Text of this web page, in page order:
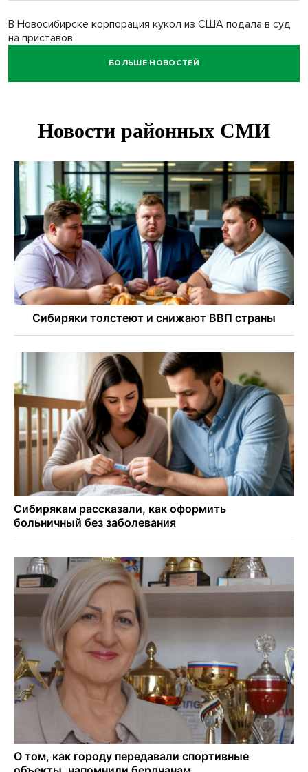
В Новосибирске корпорация кукол из США подала в суд
на приставов
В Новосибирске минздрав объявил бесплатную
В Новосибирске врачи прооперировали 25 тысяч
Знаменитый орангутан Бату отметил юбилей в
новосибирском зоопарке
Новосибирские хирурги спасли сердце восьмиклассницы
с донорским клапаном
БОЛЬШЕ НОВОСТЕЙ